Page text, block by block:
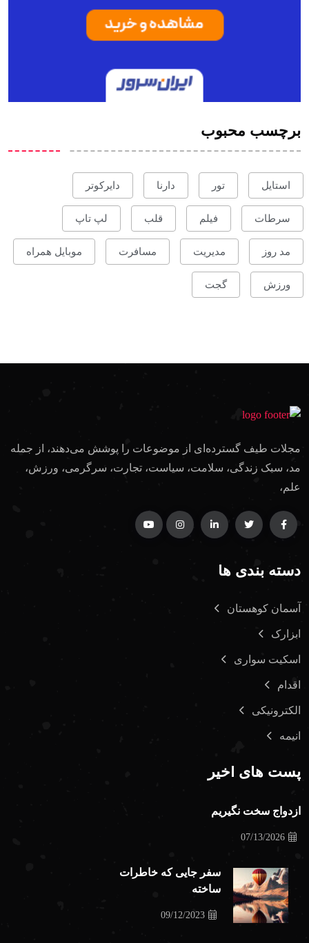
برچسب محبوب
استایل تور دارنا دایرکوتر
سرطات فیلم قلب لپ تاپ
مد روز مدیریت مسافرت موبایل همراه
ورزش گجت
مجلات طیف گسترده‌ای از موضوعات را پوشش می‌دهند، از جمله
مد، سبک زندگی، سلامت، سیاست، تجارت، سرگرمی، ورزش،
علم،
دسته بندی ها
آسمان کوهستان
ابزارک
اسکیت سواری
اقدام
الکترونیکی
انیمه
پست های اخیر
ازدواج سخت نگیریم
07/13/2026
سفر جایی که خاطرات
ساخته
09/12/2023